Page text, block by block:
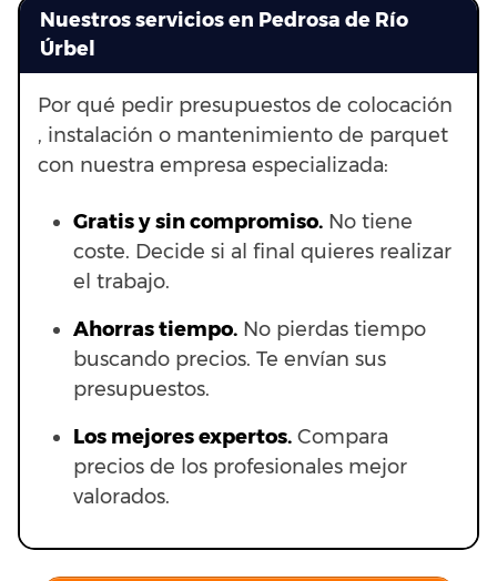
Nuestros servicios en Pedrosa de Río
Úrbel
Por qué pedir presupuestos de colocación
, instalación o mantenimiento de parquet
con nuestra empresa especializada:
Gratis y sin compromiso. No tiene
coste. Decide si al final quieres realizar
el trabajo.
Ahorras tiempo. No pierdas tiempo
buscando precios. Te envían sus
presupuestos.
Los mejores expertos. Compara
precios de los profesionales mejor
valorados.